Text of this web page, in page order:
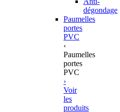
dégondage
Paumelles
portes
PVC
‹
Paumelles
portes
PVC
›
Voir
les
produits